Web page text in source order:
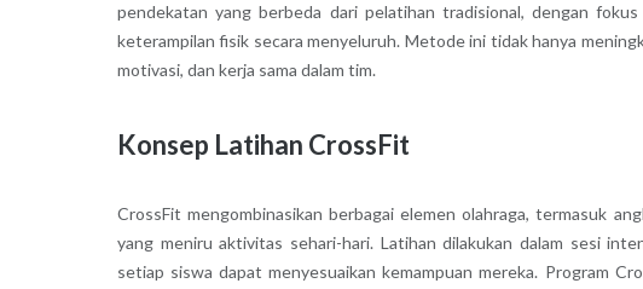
pendekatan yang berbeda dari pelatihan tradisional, dengan
keterampilan fisik secara menyeluruh. Metode ini tidak hanya
motivasi, dan kerja sama dalam tim.
Konsep Latihan CrossFit
CrossFit mengombinasikan berbagai elemen olahraga, termasuk
yang meniru aktivitas sehari-hari. Latihan dilakukan dalam sesi
setiap siswa dapat menyesuaikan kemampuan mereka. Program